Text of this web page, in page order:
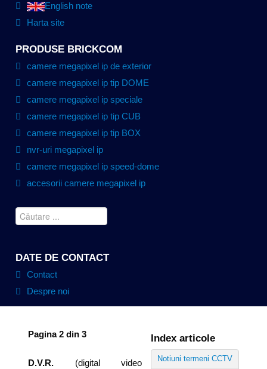
English note
Harta site
PRODUSE BRICKCOM
camere megapixel ip de exterior
camere megapixel ip tip DOME
camere megapixel ip speciale
camere megapixel ip tip CUB
camere megapixel ip tip BOX
nvr-uri megapixel ip
camere megapixel ip speed-dome
accesorii camere megapixel ip
DATE DE CONTACT
Contact
Despre noi
Index articole
Notiuni termeni CCTV
Pagina 2 din 3
D.V.R.(digital video